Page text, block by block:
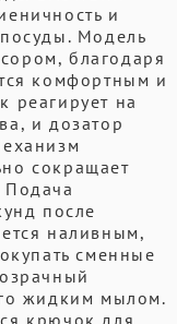
и
Модель
благодаря
комфортным и
реагирует на
и дозатор
сокращает
после
наливным,
сменные
жидким мылом.
крючок для